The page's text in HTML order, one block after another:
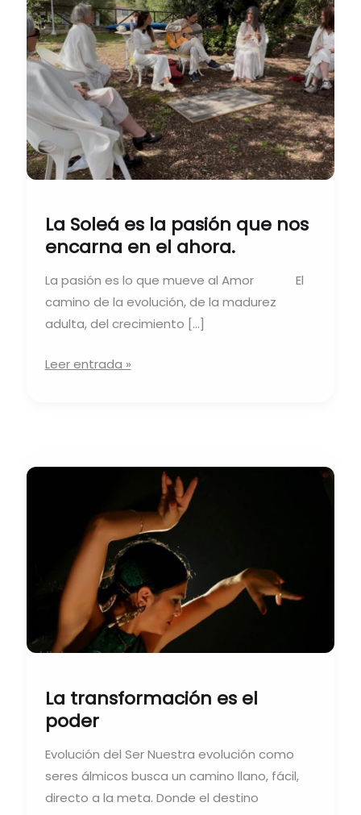
La Soleá es la pasión que nos
encarna en el ahora.
La pasión es lo que mueve al Amor El
camino de la evolución, de la madurez
adulta, del crecimiento […]
encarna
en
el
ahora.
Leer entrada »
La transformación es el
poder
Evolución del Ser Nuestra evolución como
seres álmicos busca un camino llano, fácil,
directo a la meta. Donde el destino
poder